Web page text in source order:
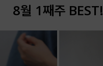
8월 1째주 BEST!